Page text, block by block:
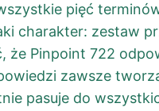
pięć
charakter: zestaw
że Pinpoint 722
zawsze
pasuje do